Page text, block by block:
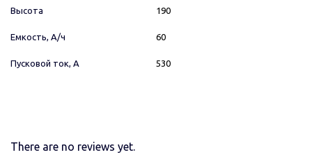
Высота 190
Емкость, А/ч 60
Пусковой ток, А 530
There are no reviews yet.